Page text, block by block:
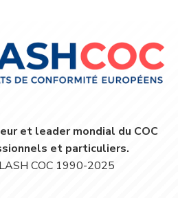
et leader mondial du COC
et particuliers.
COC 1990-2025